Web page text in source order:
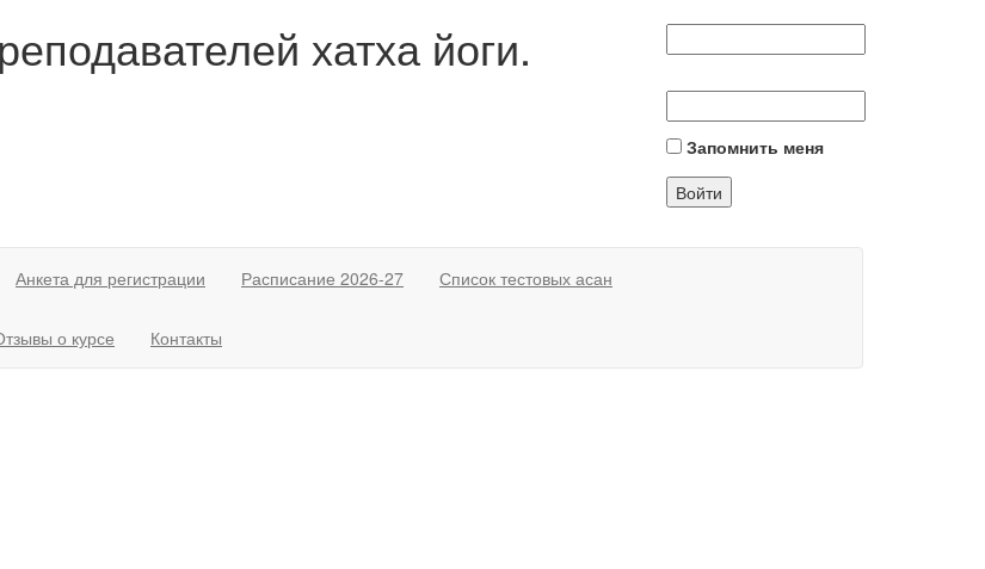
Запомнить меня
хатха йоги.
Анкета для регистрации Расписание 2026-27 Список тестовых асан
о курсе Контакты